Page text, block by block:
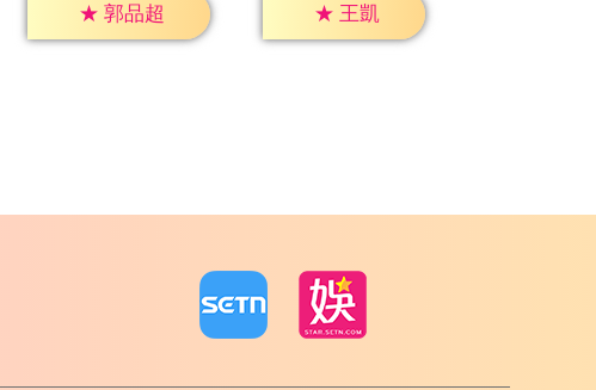
★ 郭品超 ★ 王凱